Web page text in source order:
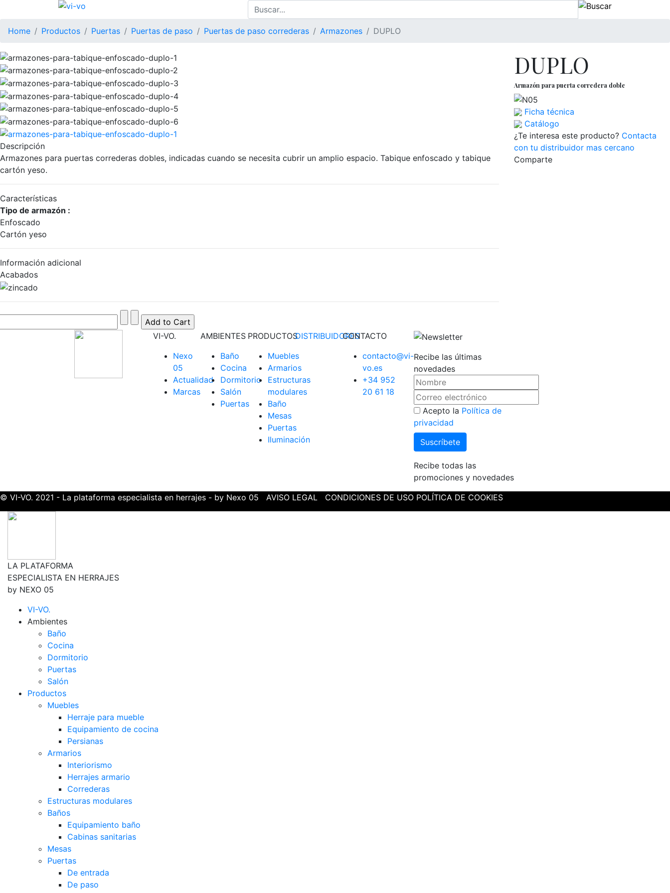
Home Productos Puertas Puertas de paso Puertas de paso correderas Armazones DUPLO
Descripción
Armazones para puertas correderas dobles, indicadas cuando se necesita cubrir un amplio espacio. Tabique enfoscado y tabique
cartón yeso.
Características
Tipo de armazón :
Enfoscado
Cartón yeso
Información adicional
Acabados
DUPLO
Armazón para puerta corredera doble
Ficha técnica
Catálogo
¿Te interesa este producto? Contacta
con tu distribuidor mas cercano
Comparte
VI-VO.
Nexo
05
Actualidad
Marcas
AMBIENTES
Baño
Cocina
Dormitorio
Salón
Puertas
PRODUCTOS
Muebles
Armarios
Estructuras
modulares
Baño
Mesas
Puertas
Iluminación
DISTRIBUIDORESCONTACTO
contacto@vi-
vo.es
+34 952
20 61 18
Recibe las últimas
novedades
Acepto la Política de
privacidad
Recibe todas las
promociones y novedades
© VI-VO. 2021 - La plataforma especialista en herrajes - by Nexo 05
AVISO LEGAL CONDICIONES DE USO POLÍTICA DE COOKIES
LA PLATAFORMA
ESPECIALISTA EN HERRAJES
by NEXO 05
VI-VO.
Ambientes
Baño
Cocina
Dormitorio
Puertas
Salón
Productos
Muebles
Herraje para mueble
Equipamiento de cocina
Persianas
Armarios
Interiorismo
Herrajes armario
Correderas
Estructuras modulares
Baños
Equipamiento baño
Cabinas sanitarias
Mesas
Puertas
De entrada
De paso